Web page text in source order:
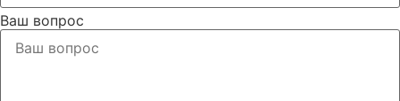
Ваш вопрос